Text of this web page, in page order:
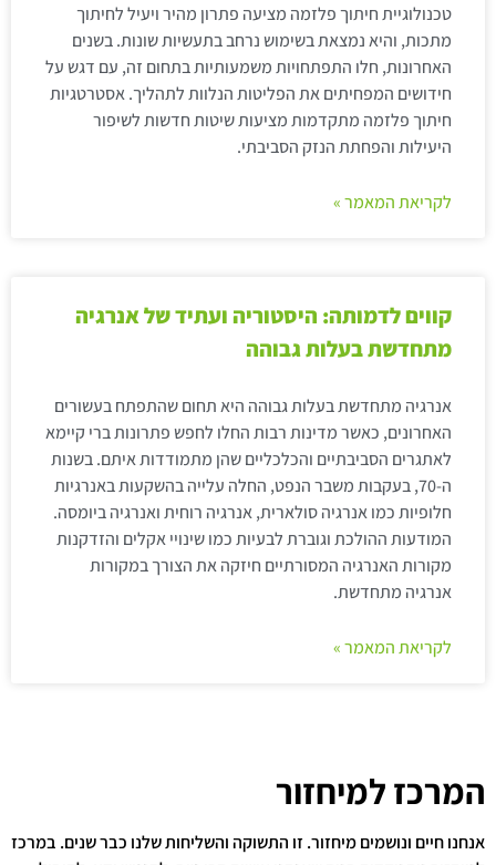
טכנולוגיית חיתוך פלזמה מציעה פתרון מהיר ויעיל לחיתוך
מתכות, והיא נמצאת בשימוש נרחב בתעשיות שונות. בשנים
האחרונות, חלו התפתחויות משמעותיות בתחום זה, עם דגש על
חידושים המפחיתים את הפליטות הנלוות לתהליך. אסטרטגיות
חיתוך פלזמה מתקדמות מציעות שיטות חדשות לשיפור
היעילות והפחתת הנזק הסביבתי.
לקריאת המאמר »
קווים לדמותה: היסטוריה ועתיד של אנרגיה
מתחדשת בעלות גבוהה
אנרגיה מתחדשת בעלות גבוהה היא תחום שהתפתח בעשורים
האחרונים, כאשר מדינות רבות החלו לחפש פתרונות ברי קיימא
לאתגרים הסביבתיים והכלכליים שהן מתמודדות איתם. בשנות
ה-70, בעקבות משבר הנפט, החלה עלייה בהשקעות באנרגיות
חלופיות כמו אנרגיה סולארית, אנרגיה רוחית ואנרגיה ביומסה.
המודעות ההולכת וגוברת לבעיות כמו שינויי אקלים והזדקנות
מקורות האנרגיה המסורתיים חיזקה את הצורך במקורות
אנרגיה מתחדשת.
לקריאת המאמר »
המרכז למיחזור
אנחנו חיים ונושמים מיחזור. זו התשוקה והשליחות שלנו כבר שנים. במרכז